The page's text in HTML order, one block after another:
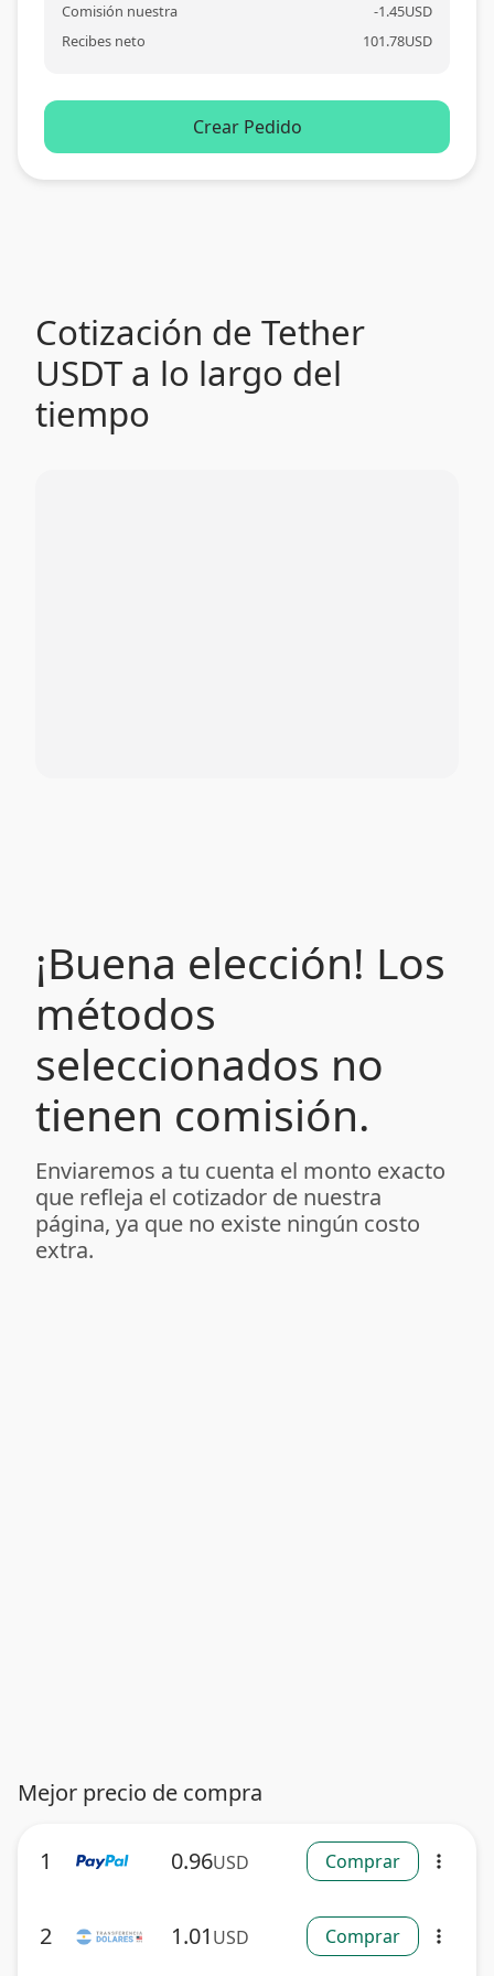
Comisión nuestra -1.45USD
Recibes neto
101.78USD
Crear Pedido
Cotización de Tether
USDT a lo largo del
tiempo
¡Buena elección! Los
métodos
seleccionados no
tienen comisión.
Enviaremos a tu cuenta el monto exacto
que refleja el cotizador de nuestra
página, ya que no existe ningún costo
extra.
Mejor precio de compra
1 0.96USD Comprar more_vert
2 1.01 USD Comprar more_vert